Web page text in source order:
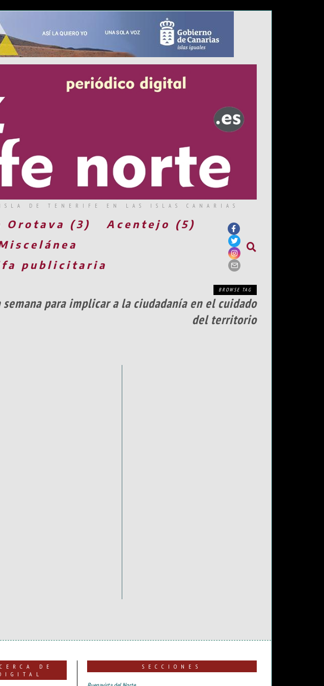
DE TENERIFE EN LAS ISLAS CANARIAS
Orotava (3)
Acentejo (5)
publicitaria
BROWSE TAG
para implicar a la ciudadanía en el cuidado
del territorio
DE
SECCIONES